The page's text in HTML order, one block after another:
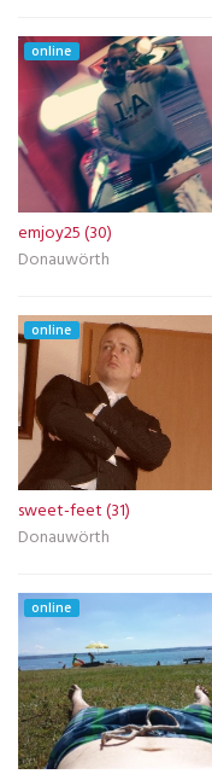
online
emjoy25 (30)
Donauwörth
online
sweet-feet (31)
Donauwörth
online